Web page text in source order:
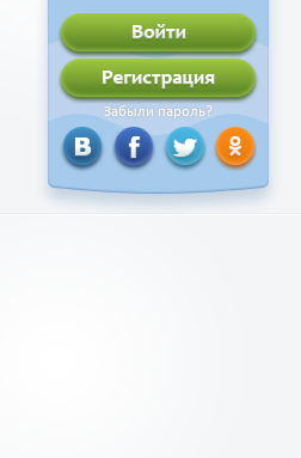
Забыли пароль?